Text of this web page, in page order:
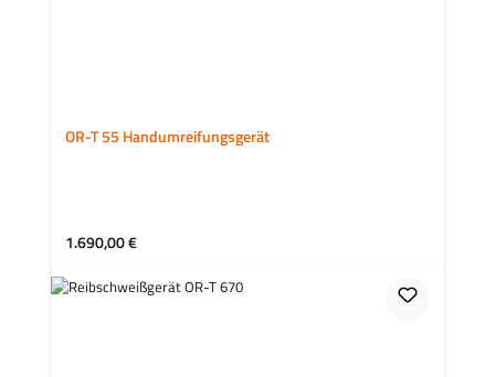
OR-T 55 Handumreifungsgerät
Regulärer Preis:
1.690,00 €